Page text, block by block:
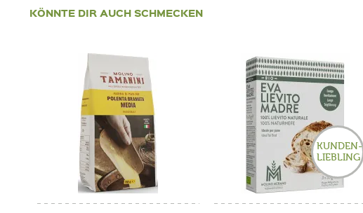
KÖNNTE DIR AUCH SCHMECKEN
KUNDEN-
LIEBLING